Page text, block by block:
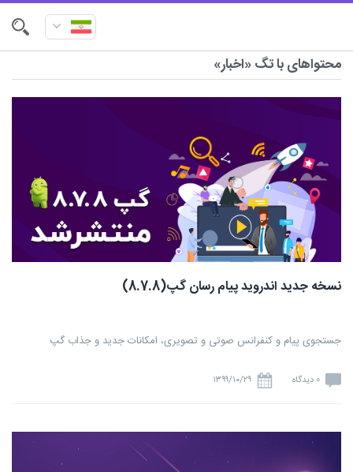
محتواهای با تگ «اخبار»
نسخه جدید اندروید پیام رسان گپ(8.7.8)
جستجوی پیام و کنفرانس صوتی و تصویری، امکانات جدید و جذاب گپ
0 دیدگاه ۱۳۹۹/۱۰/۲۹